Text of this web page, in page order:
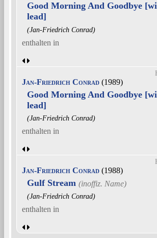
Good Morning And Goodbye
lead]
(Jan-Friedrich Conrad)
enthalten in
Jan-Friedrich Conrad (1989)
Good Morning And Goodbye
lead]
(Jan-Friedrich Conrad)
enthalten in
Jan-Friedrich Conrad (1988)
Gulf Stream
(Jan-Friedrich Conrad)
enthalten in